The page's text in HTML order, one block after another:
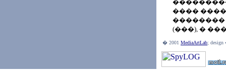
����
��������
(���), �
� 2001 MediaArtLab;